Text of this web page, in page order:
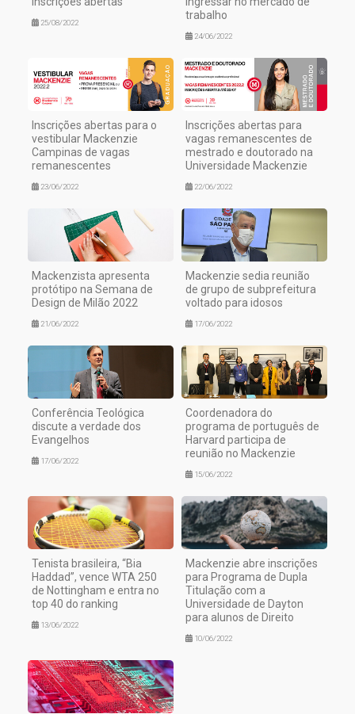
25/08/2022
trabalho
24/06/2022
Inscrições abertas para o
vestibular Mackenzie
Campinas de vagas
remanescentes
23/06/2022
Inscrições abertas para
vagas remanescentes de
mestrado e doutorado na
Universidade Mackenzie
22/06/2022
Mackenzista apresenta
protótipo na Semana de
Design de Milão 2022
21/06/2022
Mackenzie sedia reunião
de grupo de subprefeitura
voltado para idosos
17/06/2022
Conferência Teológica
discute a verdade dos
Evangelhos
17/06/2022
Coordenadora do
programa de português de
Harvard participa de
reunião no Mackenzie
15/06/2022
Tenista brasileira, “Bia
Haddad”, vence WTA 250
de Nottingham e entra no
top 40 do ranking
13/06/2022
Mackenzie abre inscrições
para Programa de Dupla
Titulação com a
Universidade de Dayton
para alunos de Direito
10/06/2022